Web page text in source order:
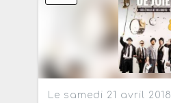
Le samedi 21 avril 2018